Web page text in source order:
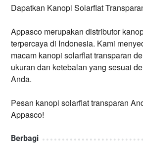
Dapatkan Kanopi Solarflat
Appasco merupakan distributor
terpercaya di Indonesia. Kami
macam kanopi solarflat transparan
ukuran dan ketebalan yang sesuai
Anda.
Pesan kanopi solarflat transparan
Appasco!
Berbagi